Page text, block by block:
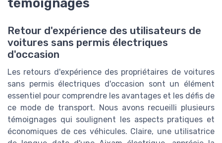
Retour d'expérience des utilisateurs de
voitures sans permis électriques
d'occasion
Les retours d'expérience des propriétaires de voitures
sans permis électriques d'occasion sont un élément
essentiel pour comprendre les avantages et les défis de
ce mode de transport. Nous avons recueilli plusieurs
témoignages qui soulignent les aspects pratiques et
économiques de ces véhicules. Claire, une utilisatrice